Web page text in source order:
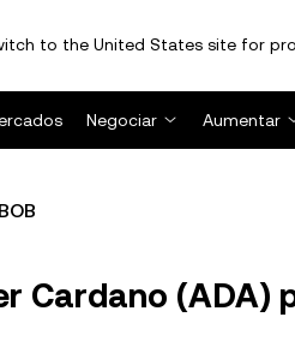
to the United States site for
Negociar Aumentar
Cardano (ADA)